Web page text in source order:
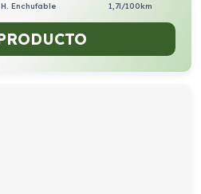
H. Enchufable 1,7l/100km